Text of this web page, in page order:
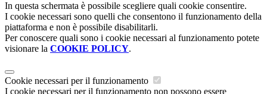
In questa schermata è possibile scegliere quali cookie consentire.
I cookie necessari sono quelli che consentono il funzionamento della
piattaforma e non è possibile disabilitarli.
Per conoscere quali sono i cookie necessari al funzionamento potete
visionare la COOKIE POLICY.
Cookie necessari per il funzionamento
I cookie necessari per il funzionamento non possono essere